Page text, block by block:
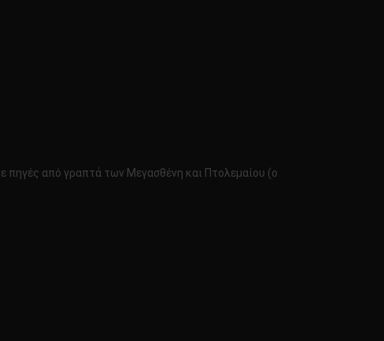
πηγές από γραπτά των Μεγασθένη και Πτολεμαίου (ο